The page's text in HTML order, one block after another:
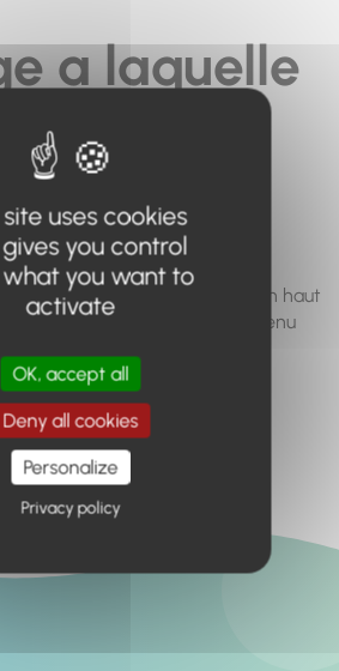
a laquelle
à
n'existe
ou plus.
le moteur de recherche en haut
le menu pour trouver le contenu
à l'accueil
site uses cookies
you control
you want to
activate
OK, accept all
Deny all cookies
Personalize
Privacy policy